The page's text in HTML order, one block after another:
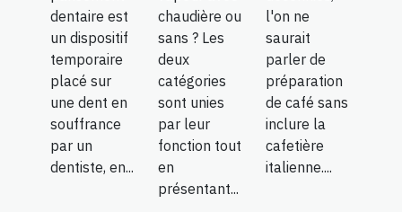
dentaire est
un dispositif
temporaire
placé sur
une dent en
souffrance
par un
dentiste, en...
chaudière ou
sans ? Les
deux
catégories
sont unies
par leur
fonction tout
en
présentant...
l'on ne
saurait
parler de
préparation
de café sans
inclure la
cafetière
italienne....